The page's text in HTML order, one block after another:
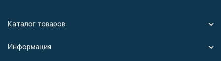
Каталог товаров
Информация